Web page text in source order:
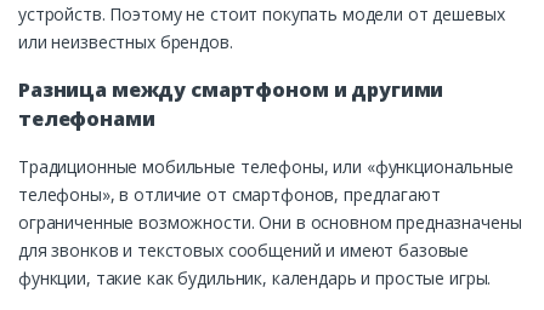
устройств. Поэтому не стоит покупать модели от дешевых
или неизвестных брендов.
Разница между смартфоном и другими
телефонами
Традиционные мобильные телефоны, или «функциональные
телефоны», в отличие от смартфонов, предлагают
ограниченные возможности. Они в основном предназначены
для звонков и текстовых сообщений и имеют базовые
функции, такие как будильник, календарь и простые игры.